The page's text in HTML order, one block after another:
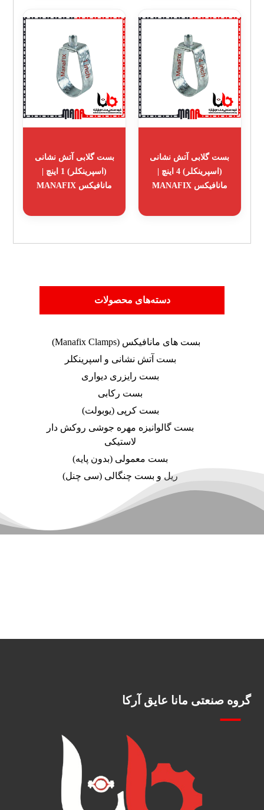
بست گلابی آتش نشانی
(اسپرینکلر) 4 اینچ |
مانافیکس MANAFIX
بست گلابی آتش نشانی
(اسپرینکلر) 1 اینچ |
مانافیکس MANAFIX
دسته‌های محصولات
بست های مانافیکس (Manafix Clamps)
بست آتش نشانی و اسپرینکلر
بست رایزری دیواری
بست رکابی
بست کرپی (یوبولت)
بست گالوانیزه مهره جوشی روکش دار
لاستیکی
بست معمولی (بدون پایه)
ریل و بست چنگالی (سی چنل)
گروه صنعتی مانا عایق آرکا